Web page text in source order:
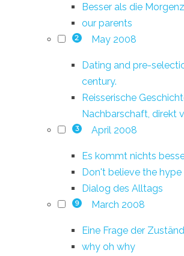
Besser als die
our parents
2 May 2008
Dating and pre-
century.
Reisserische
Nachbarschaft, direkt
3 April 2008
Es kommt nichts
Don't believe the hype
Dialog des Alltags
9 March 2008
Eine Frage der
why oh why